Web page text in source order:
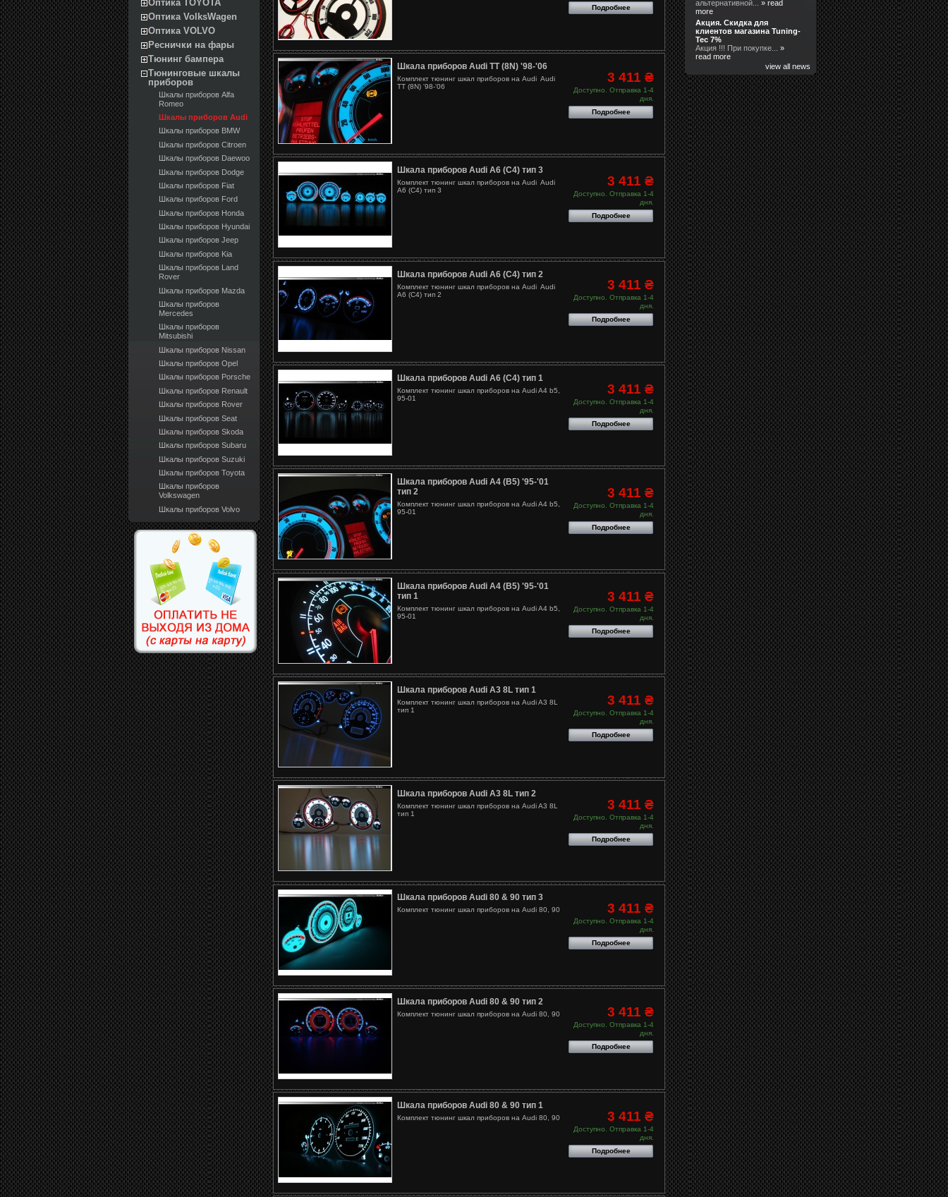
Оптика TOYOTA
Оптика VolksWagen
Оптика VOLVO
Реснички на фары
Тюнинг бампера
Тюнинговые шкалы
приборов
Шкалы приборов Alfa
Romeo
Шкалы приборов Audi
Шкалы приборов BMW
Шкалы приборов Citroen
Шкалы приборов Daewoo
Шкалы приборов Dodge
Шкалы приборов Fiat
Шкалы приборов Ford
Шкалы приборов Honda
Шкалы приборов Hyundai
Шкалы приборов Jeep
Шкалы приборов Kia
Шкалы приборов Land
Rover
Шкалы приборов Mazda
Шкалы приборов
Mercedes
Шкалы приборов
Mitsubishi
Шкалы приборов Nissan
Шкалы приборов Opel
Шкалы приборов Porsche
Шкалы приборов Renault
Шкалы приборов Rover
Шкалы приборов Seat
Шкалы приборов Skoda
Шкалы приборов Subaru
Шкалы приборов Suzuki
Шкалы приборов Toyota
Шкалы приборов
Volkswagen
Шкалы приборов Volvo
Подробнее
Шкала приборов Audi TT (8N) '98-'06
Комплект тюнинг шкал приборов на Audi Audi
TT (8N) '98-'06
3 411 ₴
Доступно. Отправка 1-4
дня.
Подробнее
Шкала приборов Audi A6 (C4) тип 3
Комплект тюнинг шкал приборов на Audi Audi
A6 (C4) тип 3
3 411 ₴
Доступно. Отправка 1-4
дня.
Подробнее
Шкала приборов Audi A6 (C4) тип 2
Комплект тюнинг шкал приборов на Audi Audi
A6 (C4) тип 2
3 411 ₴
Доступно. Отправка 1-4
дня.
Подробнее
Шкала приборов Audi A6 (C4) тип 1
Комплект тюнинг шкал приборов на Audi A4 b5,
95-01
3 411 ₴
Доступно. Отправка 1-4
дня.
Подробнее
Шкала приборов Audi A4 (B5) '95-'01
тип 2
Комплект тюнинг шкал приборов на Audi A4 b5,
95-01
3 411 ₴
Доступно. Отправка 1-4
дня.
Подробнее
Шкала приборов Audi A4 (B5) '95-'01
тип 1
Комплект тюнинг шкал приборов на Audi A4 b5,
95-01
3 411 ₴
Доступно. Отправка 1-4
дня.
Подробнее
Шкала приборов Audi A3 8L тип 1
Комплект тюнинг шкал приборов на Audi A3 8L
тип 1
3 411 ₴
Доступно. Отправка 1-4
дня.
Подробнее
Шкала приборов Audi A3 8L тип 2
Комплект тюнинг шкал приборов на Audi A3 8L
тип 1
3 411 ₴
Доступно. Отправка 1-4
дня.
Подробнее
Шкала приборов Audi 80 & 90 тип 3
Комплект тюнинг шкал приборов на Audi 80, 90 3 411 ₴
Доступно. Отправка 1-4
дня.
Подробнее
Шкала приборов Audi 80 & 90 тип 2
Комплект тюнинг шкал приборов на Audi 80, 90 3 411 ₴
Доступно. Отправка 1-4
дня.
Подробнее
Шкала приборов Audi 80 & 90 тип 1
Комплект тюнинг шкал приборов на Audi 80, 90 3 411 ₴
Доступно. Отправка 1-4
дня.
Подробнее
альтернативной...» read
more
Акция. Скидка для
клиентов магазина Tuning-
Tec 7%
Акция !!! При покупке...»
read more
view all news